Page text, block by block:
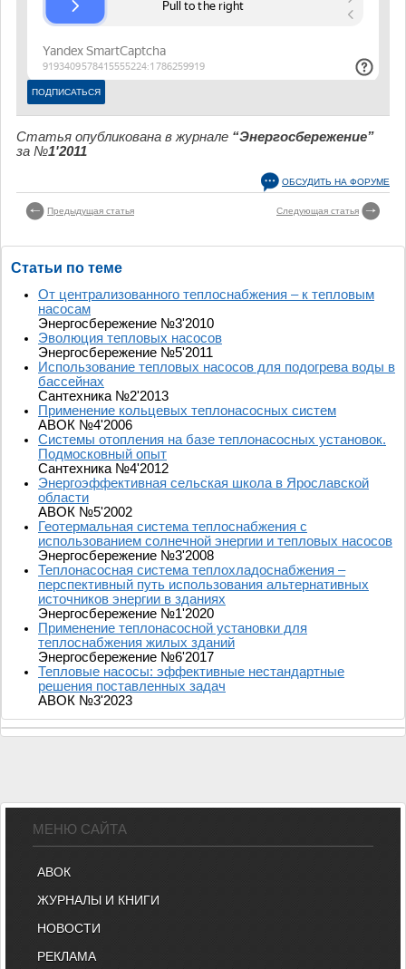
Статья опубликована в журнале “Энергосбережение”
за №1'2011
ОБСУДИТЬ НА ФОРУМЕ
Предыдущая статья Следующая статья
Статьи по теме
От централизованного теплоснабжения – к тепловым
насосам
Энергосбережение №3'2010
Эволюция тепловых насосов
Энергосбережение №5'2011
Использование тепловых насосов для подогрева воды в
бассейнах
Сантехника №2'2013
Применение кольцевых теплонасосных систем
АВОК №4'2006
Системы отопления на базе теплонасосных установок.
Подмосковный опыт
Сантехника №4'2012
Энергоэффективная сельская школа в Ярославской
области
АВОК №5'2002
Геотермальная система теплоснабжения с
использованием солнечной энергии и тепловых насосов
Энергосбережение №3'2008
Теплонасосная система теплохладоснабжения –
перспективный путь использования альтернативных
источников энергии в зданиях
Энергосбережение №1'2020
Применение теплонасосной установки для
теплоснабжения жилых зданий
Энергосбережение №6'2017
Тепловые насосы: эффективные нестандартные
решения поставленных задач
АВОК №3'2023
МЕНЮ САЙТА
АВОК
ЖУРНАЛЫ И КНИГИ
НОВОСТИ
РЕКЛАМА